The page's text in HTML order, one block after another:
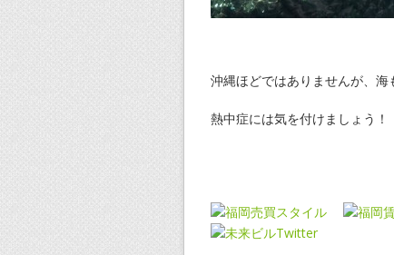
沖縄ほどではありませんが、海
熱中症には気を付けましょう！